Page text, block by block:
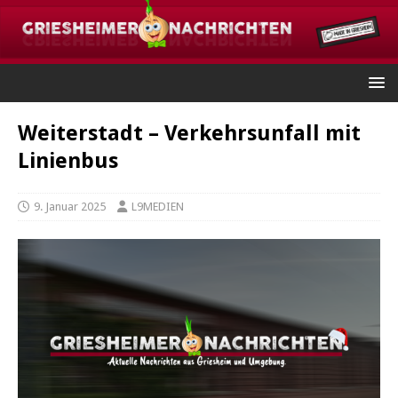
Weiterstadt – Verkehrsunfall mit
Linienbus
9. Januar 2025 L9MEDIEN